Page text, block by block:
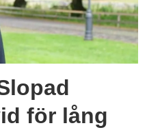
för lång